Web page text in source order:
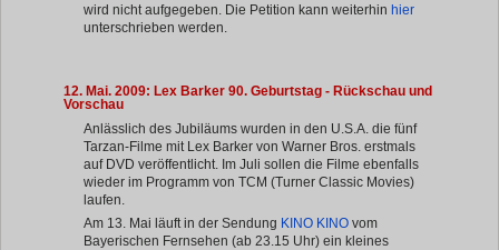
wird nicht aufgegeben. Die Petition kann weiterhin hier
unterschrieben werden.
12. Mai. 2009: Lex Barker 90. Geburtstag - Rückschau und
Vorschau
Anlässlich des Jubiläums wurden in den U.S.A. die fünf
Tarzan-Filme mit Lex Barker von Warner Bros. erstmals
auf DVD veröffentlicht. Im Juli sollen die Filme ebenfalls
wieder im Programm von TCM (Turner Classic Movies)
laufen.
Am 13. Mai läuft in der Sendung KINO KINO vom
Bayerischen Fernsehen (ab 23.15 Uhr) ein kleines